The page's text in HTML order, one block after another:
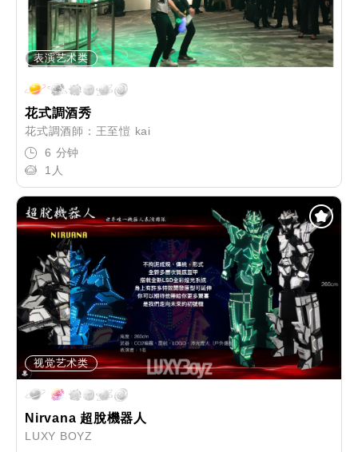
表演艺术类
花式調酒秀
花式調酒師：王至愷 kai
6 分钟
1人
视觉艺术类
Nirvana 超脫機器人
LUXY BOYZ